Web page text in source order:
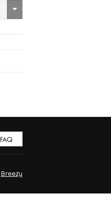
FAQ
Breezy